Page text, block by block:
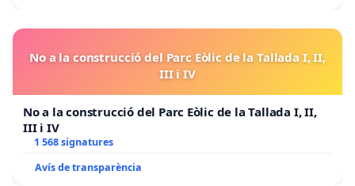
No a la construcció del Parc Eòlic de la Tallada I, II,
III i IV
No a la construcció del Parc Eòlic de la Tallada I, II,
III i IV
1 568 signatures
Avís de transparència